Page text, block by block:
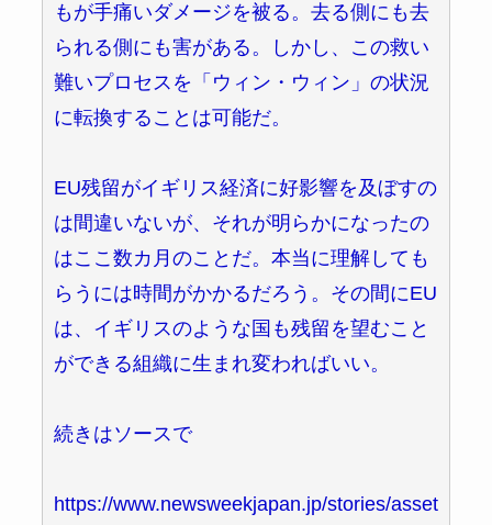
もが手痛いダメージを被る。去る側にも去
られる側にも害がある。しかし、この救い
難いプロセスを「ウィン・ウィン」の状況
に転換することは可能だ。
EU残留がイギリス経済に好影響を及ぼすの
は間違いないが、それが明らかになったの
はここ数カ月のことだ。本当に理解しても
らうには時間がかかるだろう。その間にEU
は、イギリスのような国も残留を望むこと
ができる組織に生まれ変わればいい。
続きはソースで
https://www.newsweekjapan.jp/stories/asset